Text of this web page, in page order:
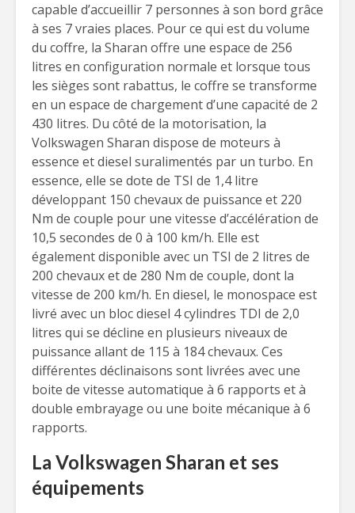
capable d’accueillir 7 personnes à son bord grâce
à ses 7 vraies places. Pour ce qui est du volume
du coffre, la Sharan offre une espace de 256
litres en configuration normale et lorsque tous
les sièges sont rabattus, le coffre se transforme
en un espace de chargement d’une capacité de 2
430 litres. Du côté de la motorisation, la
Volkswagen Sharan dispose de moteurs à
essence et diesel suralimentés par un turbo. En
essence, elle se dote de TSI de 1,4 litre
développant 150 chevaux de puissance et 220
Nm de couple pour une vitesse d’accélération de
10,5 secondes de 0 à 100 km/h. Elle est
également disponible avec un TSI de 2 litres de
200 chevaux et de 280 Nm de couple, dont la
vitesse de 200 km/h. En diesel, le monospace est
livré avec un bloc diesel 4 cylindres TDI de 2,0
litres qui se décline en plusieurs niveaux de
puissance allant de 115 à 184 chevaux. Ces
différentes déclinaisons sont livrées avec une
boite de vitesse automatique à 6 rapports et à
double embrayage ou une boite mécanique à 6
rapports.
La Volkswagen Sharan et ses
équipements